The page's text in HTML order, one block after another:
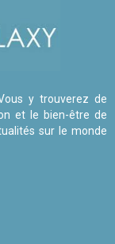
y trouverez de
et le bien-être de
sur le monde